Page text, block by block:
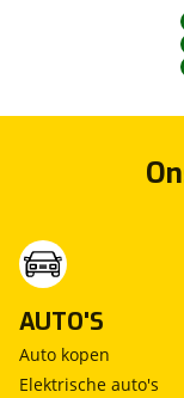
AUTO'S
Auto kopen
Elektrische auto's